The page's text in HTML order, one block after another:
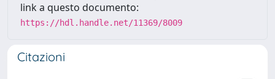
link a questo documento:
https://hdl.handle.net/11369/8009
Citazioni